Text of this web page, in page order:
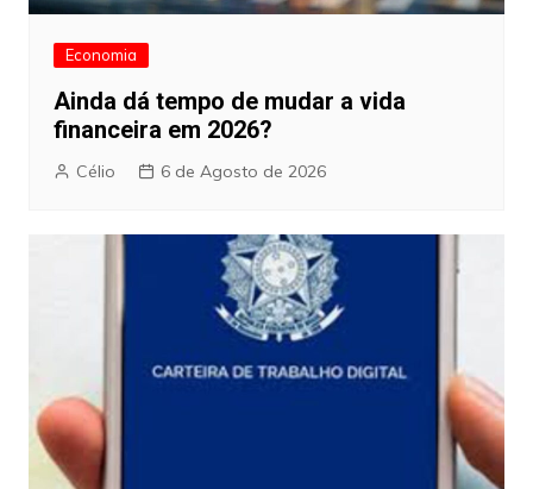
Economia
Ainda dá tempo de mudar a vida
financeira em 2026?
Célio 6 de Agosto de 2026